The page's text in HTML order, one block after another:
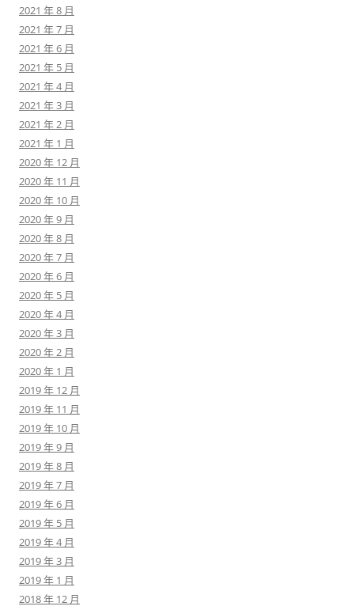
2021 年 8 月
2021 年 7 月
2021 年 6 月
2021 年 5 月
2021 年 4 月
2021 年 3 月
2021 年 2 月
2021 年 1 月
2020 年 12 月
2020 年 11 月
2020 年 10 月
2020 年 9 月
2020 年 8 月
2020 年 7 月
2020 年 6 月
2020 年 5 月
2020 年 4 月
2020 年 3 月
2020 年 2 月
2020 年 1 月
2019 年 12 月
2019 年 11 月
2019 年 10 月
2019 年 9 月
2019 年 8 月
2019 年 7 月
2019 年 6 月
2019 年 5 月
2019 年 4 月
2019 年 3 月
2019 年 1 月
2018 年 12 月